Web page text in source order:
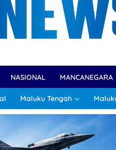
NASIONAL MANCANEGARA
Maluku Tengah